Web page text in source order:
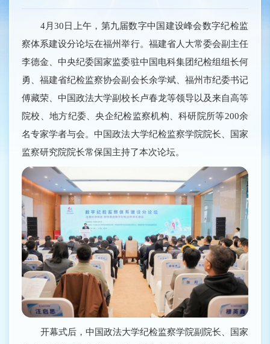
4月30日上午，第九届数字中国建设峰会数字纪检监
察体系建设分论坛在福州举行。福建省人大常委会副主任
李德金、中央纪委国家监委驻中国电科集团纪检组组长何
勇、福建省纪检监察协会副会长余学斌、福州市纪委书记
傅藏荣、中国政法大学副校长卢春龙等领导以及来自高等
院校、地方纪委、央企纪检监察机构、科研院所等200余
名专家学者与会。中国政法大学纪检监察学院院长、国家
监察研究院院长常保国主持了本次论坛。
开幕式后，中国政法大学纪检监察学院副院长、国家